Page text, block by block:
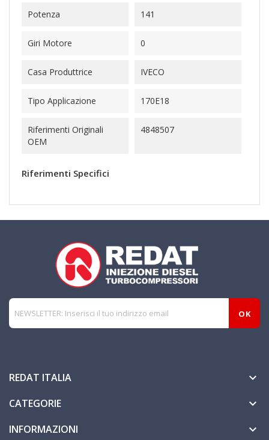
Potenza 141
Giri Motore 0
Casa Produttrice IVECO
Tipo Applicazione 170E18
Riferimenti Originali
OEM
4848507
Riferimenti Specifici
REDAT ITALIA 
CATEGORIE 
INFORMAZIONI 